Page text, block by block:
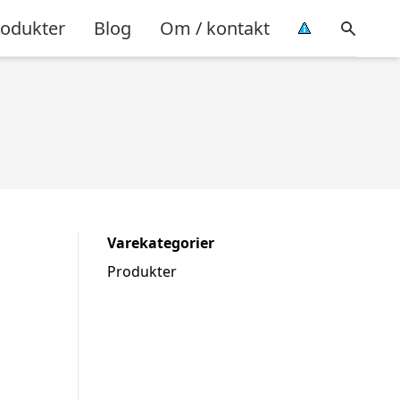
Blog Om / kontakt
Varekategorier
Produkter